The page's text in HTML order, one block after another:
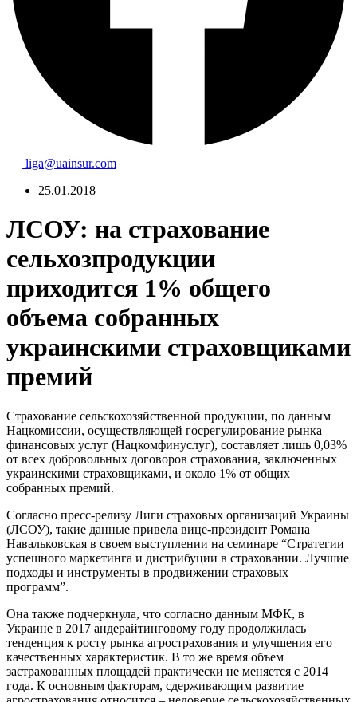
liga@uainsur.com
25.01.2018
ЛСОУ: на страхование
сельхозпродукции
приходится 1% общего
объема собранных
украинскими страховщиками
премий
Страхование сельскохозяйственной продукции, по данным
Нацкомиссии, осуществляющей госрегулирование рынка
финансовых услуг (Нацкомфинуслуг), составляет лишь 0,03%
от всех добровольных договоров страхования, заключенных
украинскими страховщиками, и около 1% от общих
собранных премий.
Согласно пресс-релизу Лиги страховых организаций Украины
(ЛСОУ), такие данные привела вице-президент Романа
Навальковская в своем выступлении на семинаре “Стратегии
успешного маркетинга и дистрибуции в страховании. Лучшие
подходы и инструменты в продвижении страховых
программ”.
Она также подчеркнула, что согласно данным МФК, в
Украине в 2017 андерайтинговому году продолжилась
тенденция к росту рынка агрострахования и улучшения его
качественных характеристик. В то же время объем
застрахованных площадей практически не меняется с 2014
года. К основным факторам, сдерживающим развитие